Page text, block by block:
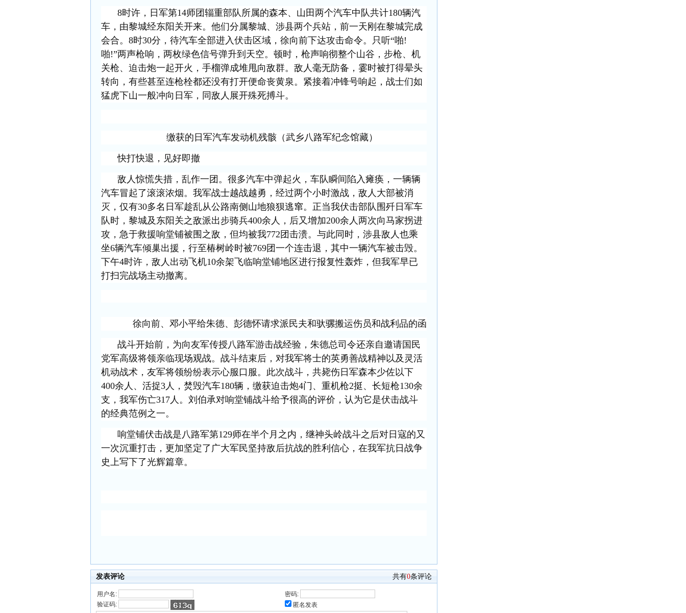
8时许，日军第14师团辎重部队所属的森本、山田两个汽车中队共计180辆汽
车，由黎城经东阳关开来。他们分属黎城、涉县两个兵站，前一天刚在黎城完成
会合。8时30分，待汽车全部进入伏击区域，徐向前下达攻击命令。只听“啪!
啪!”两声枪响，两枚绿色信号弹升到天空。顿时，枪声响彻整个山谷，步枪、机
关枪、迫击炮一起开火，手榴弹成堆甩向敌群。敌人毫无防备，霎时被打得晕头
转向，有些甚至连枪栓都还没有打开便命丧黄泉。紧接着冲锋号响起，战士们如
猛虎下山一般冲向日军，同敌人展开殊死搏斗。
缴获的日军汽车发动机残骸（武乡八路军纪念馆藏）
快打快退，见好即撤
敌人惊慌失措，乱作一团。很多汽车中弹起火，车队瞬间陷入瘫痪，一辆辆
汽车冒起了滚滚浓烟。我军战士越战越勇，经过两个小时激战，敌人大部被消
灭，仅有30多名日军趁乱从公路南侧山地狼狈逃窜。正当我伏击部队围歼日军车
队时，黎城及东阳关之敌派出步骑兵400余人，后又增加200余人两次向马家拐进
攻，急于救援响堂铺被围之敌，但均被我772团击溃。与此同时，涉县敌人也乘
坐6辆汽车倾巢出援，行至椿树岭时被769团一个连击退，其中一辆汽车被击毁。
下午4时许，敌人出动飞机10余架飞临响堂铺地区进行报复性轰炸，但我军早已
打扫完战场主动撤离。
徐向前、邓小平给朱德、彭德怀请求派民夫和驮骡搬运伤员和战利品的函
战斗开始前，为向友军传授八路军游击战经验，朱德总司令还亲自邀请国民
党军高级将领亲临现场观战。战斗结束后，对我军将士的英勇善战精神以及灵活
机动战术，友军将领纷纷表示心服口服。此次战斗，共毙伤日军森本少佐以下
400余人、活捉3人，焚毁汽车180辆，缴获迫击炮4门、重机枪2挺、长短枪130余
支，我军伤亡317人。刘伯承对响堂铺战斗给予很高的评价，认为它是伏击战斗
的经典范例之一。
响堂铺伏击战是八路军第129师在半个月之内，继神头岭战斗之后对日寇的又
一次沉重打击，更加坚定了广大军民坚持敌后抗战的胜利信心，在我军抗日战争
史上写下了光辉篇章。
发表评论 共有0条评论
用户名:
密码:
验证码:
匿名发表